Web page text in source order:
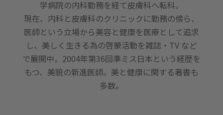
学病院の内科勤務を経て皮膚科へ転科。
現在、内科と皮膚科のクリニックに勤務の傍ら、
医師という立場から美容と健康を医療として追求
し、美しく生きる為の啓蒙活動を雑誌・TV など
で展開中。2004年第36回準ミス日本という経歴を
もつ、美貌の新進医師。美と健康に関する著書も
多数。